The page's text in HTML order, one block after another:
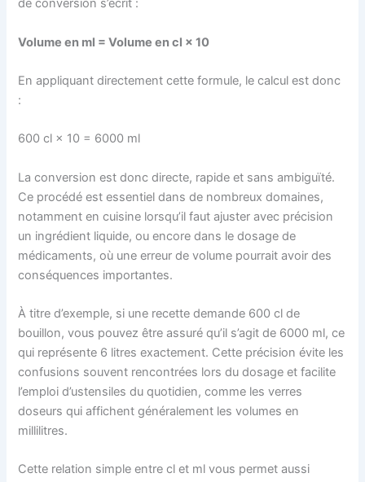
de conversion s’écrit :
Volume en ml = Volume en cl × 10
En appliquant directement cette formule, le calcul est donc
:
600 cl × 10 = 6000 ml
La conversion est donc directe, rapide et sans ambiguïté.
Ce procédé est essentiel dans de nombreux domaines,
notamment en cuisine lorsqu’il faut ajuster avec précision
un ingrédient liquide, ou encore dans le dosage de
médicaments, où une erreur de volume pourrait avoir des
conséquences importantes.
À titre d’exemple, si une recette demande 600 cl de
bouillon, vous pouvez être assuré qu’il s’agit de 6000 ml, ce
qui représente 6 litres exactement. Cette précision évite les
confusions souvent rencontrées lors du dosage et facilite
l’emploi d’ustensiles du quotidien, comme les verres
doseurs qui affichent généralement les volumes en
millilitres.
Cette relation simple entre cl et ml vous permet aussi